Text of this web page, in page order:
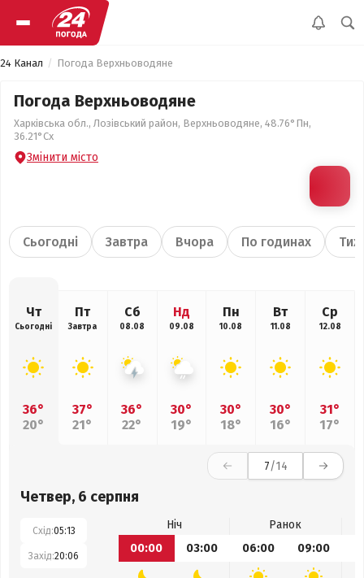
24 Канал Погода Верхньоводяне
Погода Верхньоводяне
Харківська обл., Лозівський район, Верхньоводяне, 48.76°Пн,
36.21°Сх
Змінити місто
Сьогодні Завтра Вчора По годинах
Чт
Сьогодні
36°
20°
Пт
Завтра
37°
21°
Сб
08.08
36°
22°
Нд
09.08
30°
19°
Пн
10.08
30°
18°
Вт
11.08
30°
16°
Ср
12.08
31°
17°
7/14
Четвер, 6 серпня
Схід:05:13
Захід:20:06
Ніч
Ранок
00:00
03:00 06:00 09:00